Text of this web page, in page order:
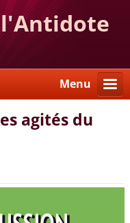
l'Antidote
Menu
agités du